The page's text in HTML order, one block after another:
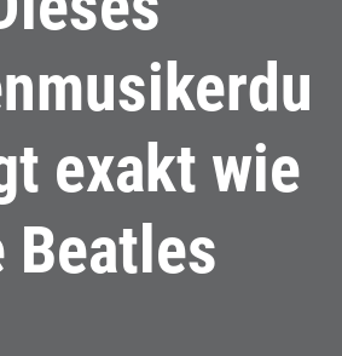
exakt wie
Beatles